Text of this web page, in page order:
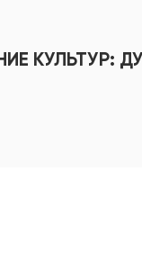
КУЛЬТУР: